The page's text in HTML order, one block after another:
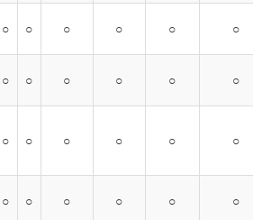
○ ○ ○ ○ ○ ○
○ ○ ○ ○ ○ ○
○ ○ ○ ○ ○ ○
○ ○ ○ ○ ○ ○